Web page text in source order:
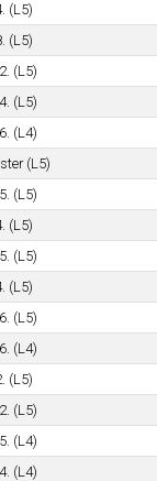
(L5)
(L5)
(L5)
(L5)
(L4)
(L5)
(L5)
(L5)
(L5)
(L5)
(L5)
(L4)
(L5)
(L5)
(L4)
(L4)